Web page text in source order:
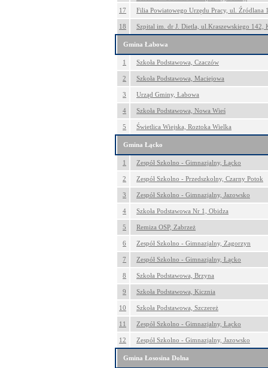
17
Filia Powiatowego Urzędu Pracy, ul. Źródlana
18 Szpital im. dr J. Dietla, ul.Kraszewskiego 142,
Gmina Łabowa
1 Szkoła Podstawowa, Czaczów
2 Szkoła Podstawowa, Maciejowa
3 Urząd Gminy, Łabowa
4 Szkoła Podstawowa, Nowa Wieś
5 Świetlica Wiejska, Roztoka Wielka
Gmina Łącko
1 Zespół Szkolno - Gimnazjalny, Łącko
2 Zespół Szkolno - Przedszkolny, Czarny Potok
3 Zespół Szkolno - Gimnazjalny, Jazowsko
4 Szkoła Podstawowa Nr 1, Obidza
5 Remiza OSP, Zabrzeż
6 Zespół Szkolno - Gimnazjalny, Zagorzyn
7 Zespół Szkolno - Gimnazjalny, Łącko
8 Szkoła Podstawowa, Brzyna
9 Szkoła Podstawowa, Kicznia
10 Szkoła Podstawowa, Szczereż
11 Zespół Szkolno - Gimnazjalny, Łącko
12 Zespół Szkolno - Gimnazjalny, Jazowsko
Gmina Łososina Dolna